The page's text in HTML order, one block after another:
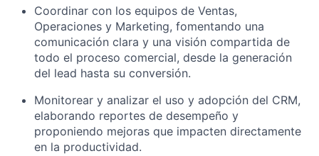
Coordinar con los equipos de Ventas,
Operaciones y Marketing, fomentando una
comunicación clara y una visión compartida de
todo el proceso comercial, desde la generación
del lead hasta su conversión.
Monitorear y analizar el uso y adopción del CRM,
elaborando reportes de desempeño y
proponiendo mejoras que impacten directamente
en la productividad.